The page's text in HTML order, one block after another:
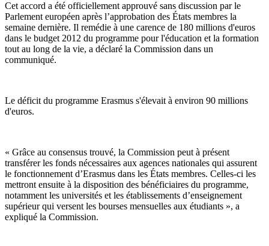
Cet accord a été officiellement approuvé sans discussion par le
Parlement européen après l’approbation des États membres la
semaine dernière. Il remédie à une carence de 180 millions d'euros
dans le budget 2012 du programme pour l'éducation et la formation
tout au long de la vie, a déclaré la Commission dans un
communiqué.
Le déficit du programme Erasmus s'élevait à environ 90 millions
d'euros.
« Grâce au consensus trouvé, la Commission peut à présent
transférer les fonds nécessaires aux agences nationales qui assurent
le fonctionnement d’Erasmus dans les États membres. Celles-ci les
mettront ensuite à la disposition des bénéficiaires du programme,
notamment les universités et les établissements d’enseignement
supérieur qui versent les bourses mensuelles aux étudiants », a
expliqué la Commission.